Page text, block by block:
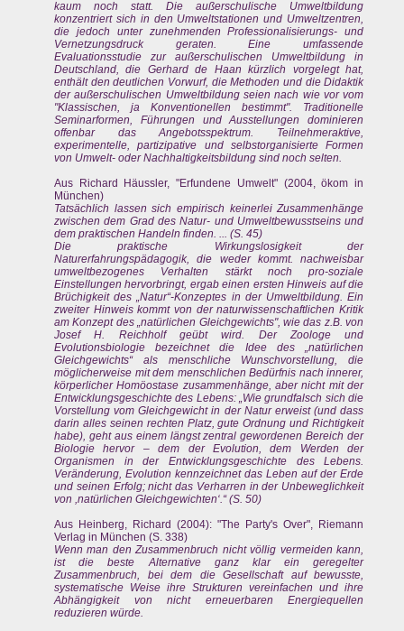
kaum noch statt. Die außerschulische Umweltbildung
konzentriert sich in den Umweltstationen und Umweltzentren,
die jedoch unter zunehmenden Professionalisierungs- und
Vernetzungsdruck geraten. Eine umfassende
Evaluationsstudie zur außerschulischen Umweltbildung in
Deutschland, die Gerhard de Haan kürzlich vorgelegt hat,
enthält den deutlichen Vorwurf, die Methoden und die Didaktik
der außerschulischen Umweltbildung seien nach wie vor vom
"Klassischen, ja Konventionellen bestimmt". Traditionelle
Seminarformen, Führungen und Ausstellungen dominieren
offenbar das Angebotsspektrum. Teilnehmeraktive,
experimentelle, partizipative und selbstorganisierte Formen
von Umwelt- oder Nachhaltigkeitsbildung sind noch selten.
Aus Richard Häussler, "Erfundene Umwelt" (2004, ökom in
München)
Tatsächlich lassen sich empirisch keinerlei Zusammenhänge
zwischen dem Grad des Natur- und Umweltbewusstseins und
dem praktischen Handeln finden. ... (S. 45)
Die praktische Wirkungslosigkeit der
Naturerfahrungspädagogik, die weder kommt. nachweisbar
umweltbezogenes Verhalten stärkt noch pro-soziale
Einstellungen hervorbringt, ergab einen ersten Hinweis auf die
Brüchigkeit des „Natur“-Konzeptes in der Umweltbildung. Ein
zweiter Hinweis kommt von der naturwissenschaftlichen Kritik
am Konzept des „natürlichen Gleichgewichts", wie das z.B. von
Josef H. Reichholf geübt wird. Der Zoologe und
Evolutionsbiologie bezeichnet die Idee des „natürlichen
Gleichgewichts“ als menschliche Wunschvorstellung, die
möglicherweise mit dem menschlichen Bedürfnis nach innerer,
körperlicher Homöostase zusammenhänge, aber nicht mit der
Entwicklungsgeschichte des Lebens: „Wie grundfalsch sich die
Vorstellung vom Gleichgewicht in der Natur erweist (und dass
darin alles seinen rechten Platz, gute Ordnung und Richtigkeit
habe), geht aus einem längst zentral gewordenen Bereich der
Biologie hervor – dem der Evolution, dem Werden der
Organismen in der Entwicklungsgeschichte des Lebens.
Veränderung, Evolution kennzeichnet das Leben auf der Erde
und seinen Erfolg; nicht das Verharren in der Unbeweglichkeit
von ,natürlichen Gleichgewichten‘.“ (S. 50)
Aus Heinberg, Richard (2004): "The Party's Over", Riemann
Verlag in München (S. 338)
Wenn man den Zusammenbruch nicht völlig vermeiden kann,
ist die beste Alternative ganz klar ein geregelter
Zusammenbruch, bei dem die Gesellschaft auf bewusste,
systematische Weise ihre Strukturen vereinfachen und ihre
Abhängigkeit von nicht erneuerbaren Energiequellen
reduzieren würde.